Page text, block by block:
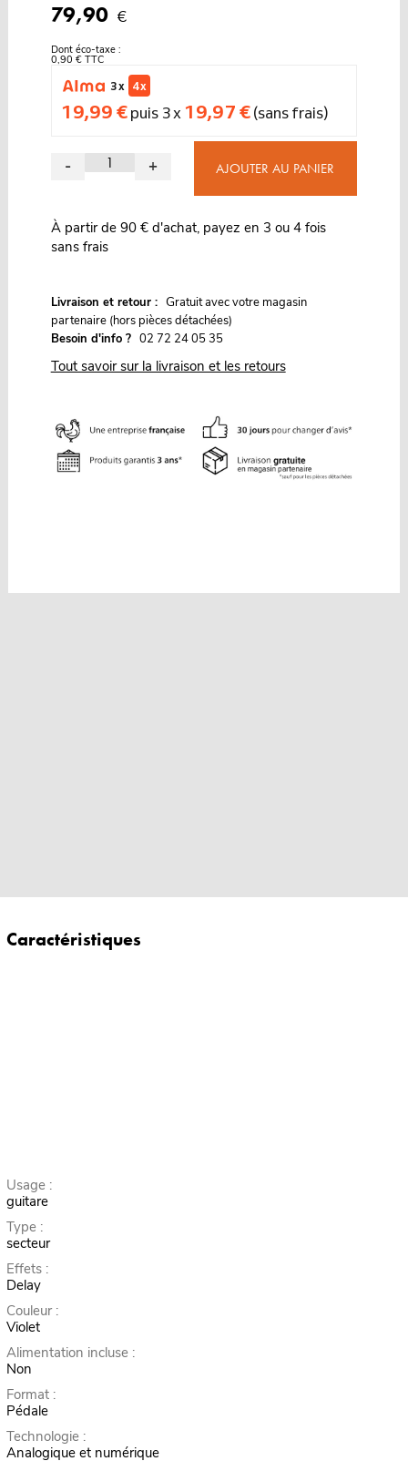
79,90 €
Dont éco-taxe :
0,90 € TTC
3 x
4 x
19,99 €puis 3 x 19,97 €(sans frais)
- + AJOUTER AU PANIER
À partir de 90 € d'achat, payez en 3 ou 4 fois
sans frais
Livraison et retour : Gratuit avec votre magasin
partenaire (hors pièces détachées)
Besoin d'info ? 02 72 24 05 35
Tout savoir sur la livraison et les retours
Caractéristiques
Usage :
guitare
Type :
secteur
Effets :
Delay
Couleur :
Violet
Alimentation incluse :
Non
Format :
Pédale
Technologie :
Analogique et numérique